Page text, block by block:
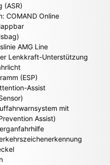
(ASR)
COMAND Online
AMG Line
Lenkkraft-Unterstützung
(ESP)
Assist
mit
Assist)